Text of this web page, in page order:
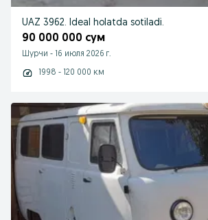
UAZ 3962. Ideal holatda sotiladi.
90 000 000 сум
Шурчи - 16 июля 2026 г.
1998 - 120 000 км